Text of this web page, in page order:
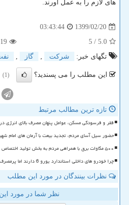
های لازم را به عمل آورند.
1399/02/20
03:43:44
5.0
/ 5
تگهای خبر:
شركت , گاز ,
این مطلب را می پسندید؟ (1)
تازه ترین مطالب مرتبط
فقر و فرسودگی مسکن، عوامل پنهان مصرف بالای انرژی
حضور سیل آسای مردم، تجدید بیعت با آرمان های امام
۵۰۰ مگاوات برق با همراهی مردم به بخش تولید اختصاص یافت
چرا خودرو های داخلی استاندارد یورو 6 دارند اما پرمصرف هستند؟
نظرات بینندگان در مورد این مطلب
نظر شما در مورد